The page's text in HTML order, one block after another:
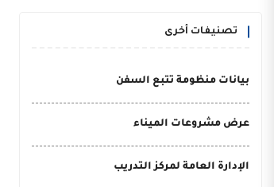
تصنيفات أخرى
بيانات منظومة تتبع السفن
عرض مشروعات الميناء
الإدارة العامة لمركز التدريب